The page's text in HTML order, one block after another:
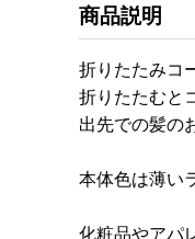
商品説明
折りたたみコ
折りたたむと
出先での髪の
本体色は薄い
化粧品やアパ